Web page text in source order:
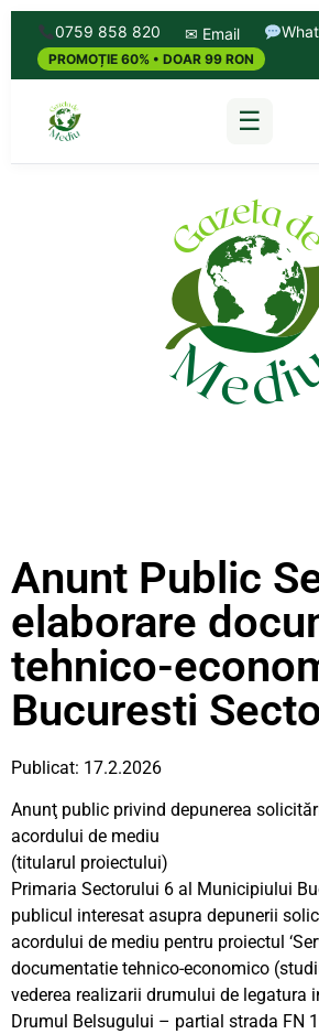
0759 858 820 ✉ Email
PROMOȚIE 60% • DOAR 99 RON
☰
Anunt Public
elaborare
tehnico-
Bucuresti
Publicat: 17.2.2026
Anunţ public privind depunerea
acordului de mediu
(titularul proiectului)
Primaria Sectorului 6 al Municipiului
publicul interesat asupra depunerii
acordului de mediu pentru proiectul
documentatie tehnico-economico
vederea realizarii drumului de legatura
Drumul Belsugului – partial strada FN